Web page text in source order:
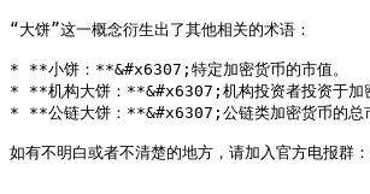
“大饼”这一概念衍生出了其他相关的术语：
* **小饼：**&#x6307;特定加密货币的市值。
* **机构大饼：**&#x6307;机构投资者投资于加
* **公链大饼：**&#x6307;公链类加密货币的总